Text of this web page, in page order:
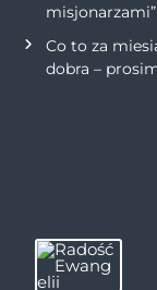
misjonarzami”
Co to za
dobra –